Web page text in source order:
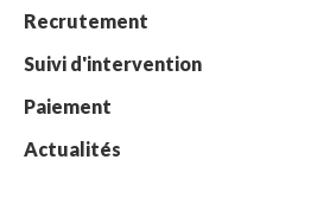
Recrutement
Suivi d'intervention
Paiement
Actualités